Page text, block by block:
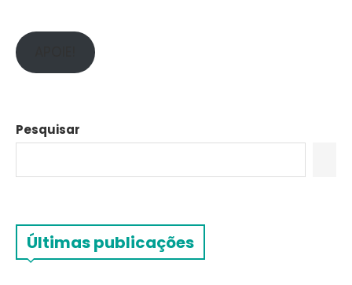
Pesquisar
Últimas publicações